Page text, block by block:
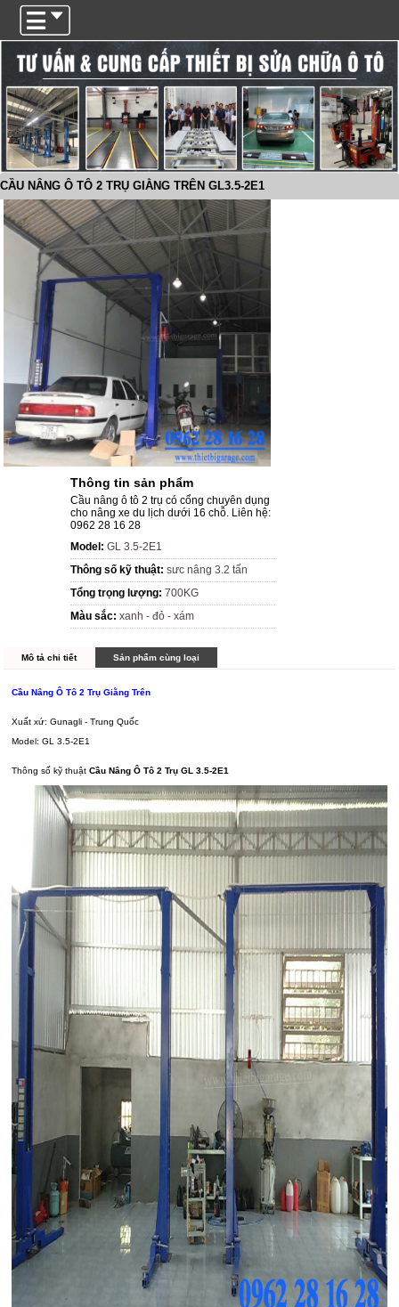
CẦU NÂNG Ô TÔ 2 TRỤ GIẰNG TRÊN GL3.5-2E1
Thông tin sản phẩm
Cầu nâng ô tô 2 trụ có cổng chuyên dụng
cho nâng xe du lịch dưới 16 chỗ. Liên hệ:
0962 28 16 28
Model:GL 3.5-2E1
Thông số kỹ thuật:sưc nâng 3.2 tấn
Tổng trọng lượng:700KG
Màu sắc:xanh - đỏ - xám
Mô tả chi tiết Sản phẩm cùng loại
Cầu Nâng Ô Tô 2 Trụ Giằng Trên
Xuất xứ: Gunagli - Trung Quốc
Model: GL 3.5-2E1
Thông số kỹ thuật Cầu Nâng Ô Tô 2 Trụ GL 3.5-2E1